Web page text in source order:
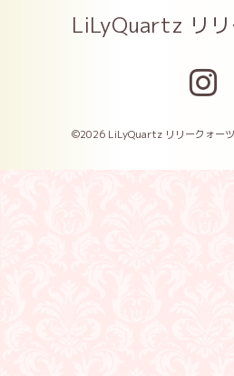
LiLyQuartz リリ
©2026 LiLyQuartz リリークォーツ